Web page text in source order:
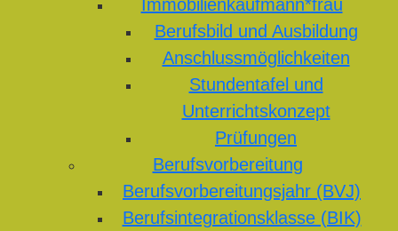
Immobilienkaufmann*frau
Berufsbild und Ausbildung
Anschlussmöglichkeiten
Stundentafel und
Unterrichtskonzept
Prüfungen
Berufsvorbereitung
Berufsvorbereitungsjahr (BVJ)
Berufsintegrationsklasse (BIK)